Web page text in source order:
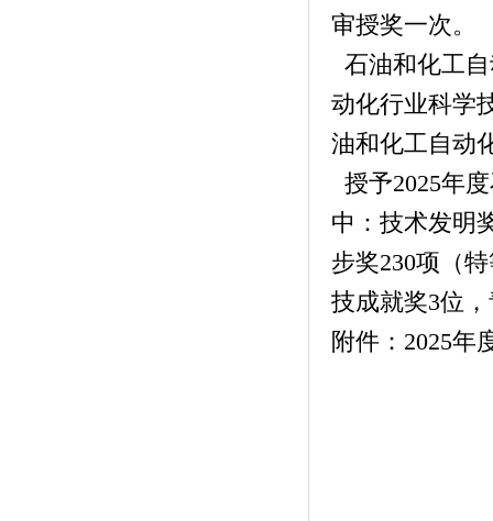
审授奖一次。
石油和化工
动化行业科学
油和化工自动
授予2025年
中：技术发明
步奖230项（
技成就奖3位
附件：2025年